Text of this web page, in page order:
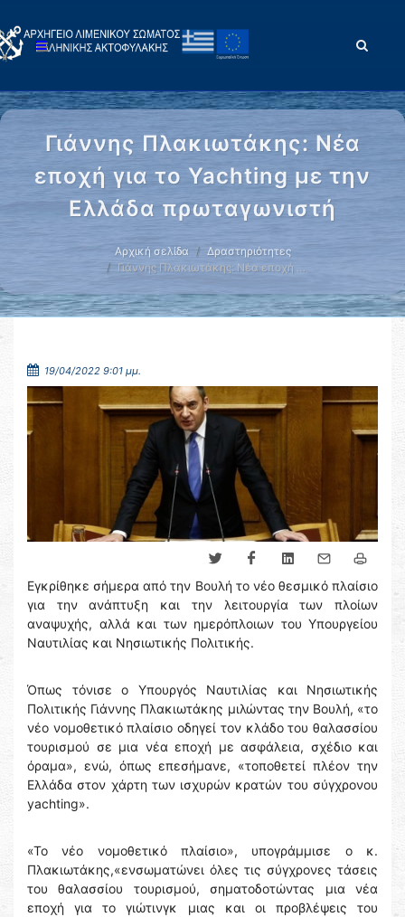
Γιάννης Πλακιωτάκης: Νέα
εποχή για το Yachting με την
Ελλάδα πρωταγωνιστή
Αρχική σελίδα
Δραστηριότητες
Γιάννης Πλακιωτάκης: Νέα εποχή …
19/04/2022 9:01 μμ.
Εγκρίθηκε σήμερα από την Βουλή το νέο θεσμικό πλαίσιο
για την ανάπτυξη και την λειτουργία των πλοίων
αναψυχής, αλλά και των ημερόπλοιων του Υπουργείου
Ναυτιλίας και Νησιωτικής Πολιτικής.
Όπως τόνισε ο Υπουργός Ναυτιλίας και Νησιωτικής
Πολιτικής Γιάννης Πλακιωτάκης μιλώντας την Βουλή, «το
νέο νομοθετικό πλαίσιο οδηγεί τον κλάδο του θαλασσίου
τουρισμού σε μια νέα εποχή με ασφάλεια, σχέδιο και
όραμα», ενώ, όπως επεσήμανε, «τοποθετεί πλέον την
Ελλάδα στον χάρτη των ισχυρών κρατών του σύγχρονου
yachting».
«Το νέο νομοθετικό πλαίσιο», υπογράμμισε ο κ.
Πλακιωτάκης,«ενσωματώνει όλες τις σύγχρονες τάσεις
του θαλασσίου τουρισμού, σηματοδοτώντας μια νέα
εποχή για το γιώτινγκ μιας και οι προβλέψεις του